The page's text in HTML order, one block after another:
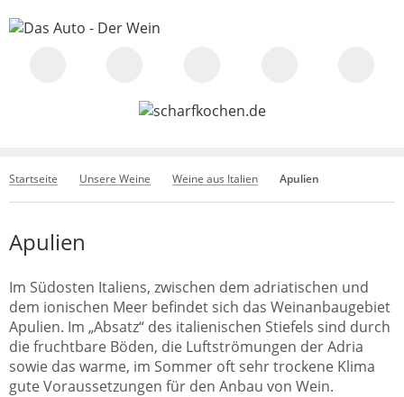
Startseite Unsere Weine Weine aus Italien Apulien
Apulien
Im Südosten Italiens, zwischen dem adriatischen und
dem ionischen Meer befindet sich das Weinanbaugebiet
Apulien. Im „Absatz“ des italienischen Stiefels sind durch
die fruchtbare Böden, die Luftströmungen der Adria
sowie das warme, im Sommer oft sehr trockene Klima
gute Voraussetzungen für den Anbau von Wein.